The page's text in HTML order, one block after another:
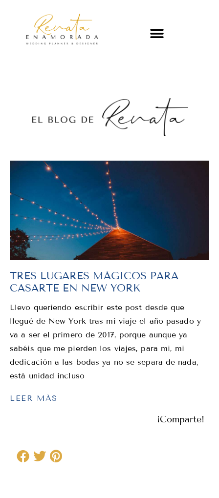
TRES LUGARES MÁGICOS PARA
CASARTE EN NEW YORK
Llevo queriendo escribir este post desde que
llegué de New York tras mi viaje el año pasado y
va a ser el primero de 2017, porque aunque ya
sabéis que me pierden los viajes, para mi, mi
dedicación a las bodas ya no se separa de nada,
está unidad incluso
LEER MÁS
¡Comparte!